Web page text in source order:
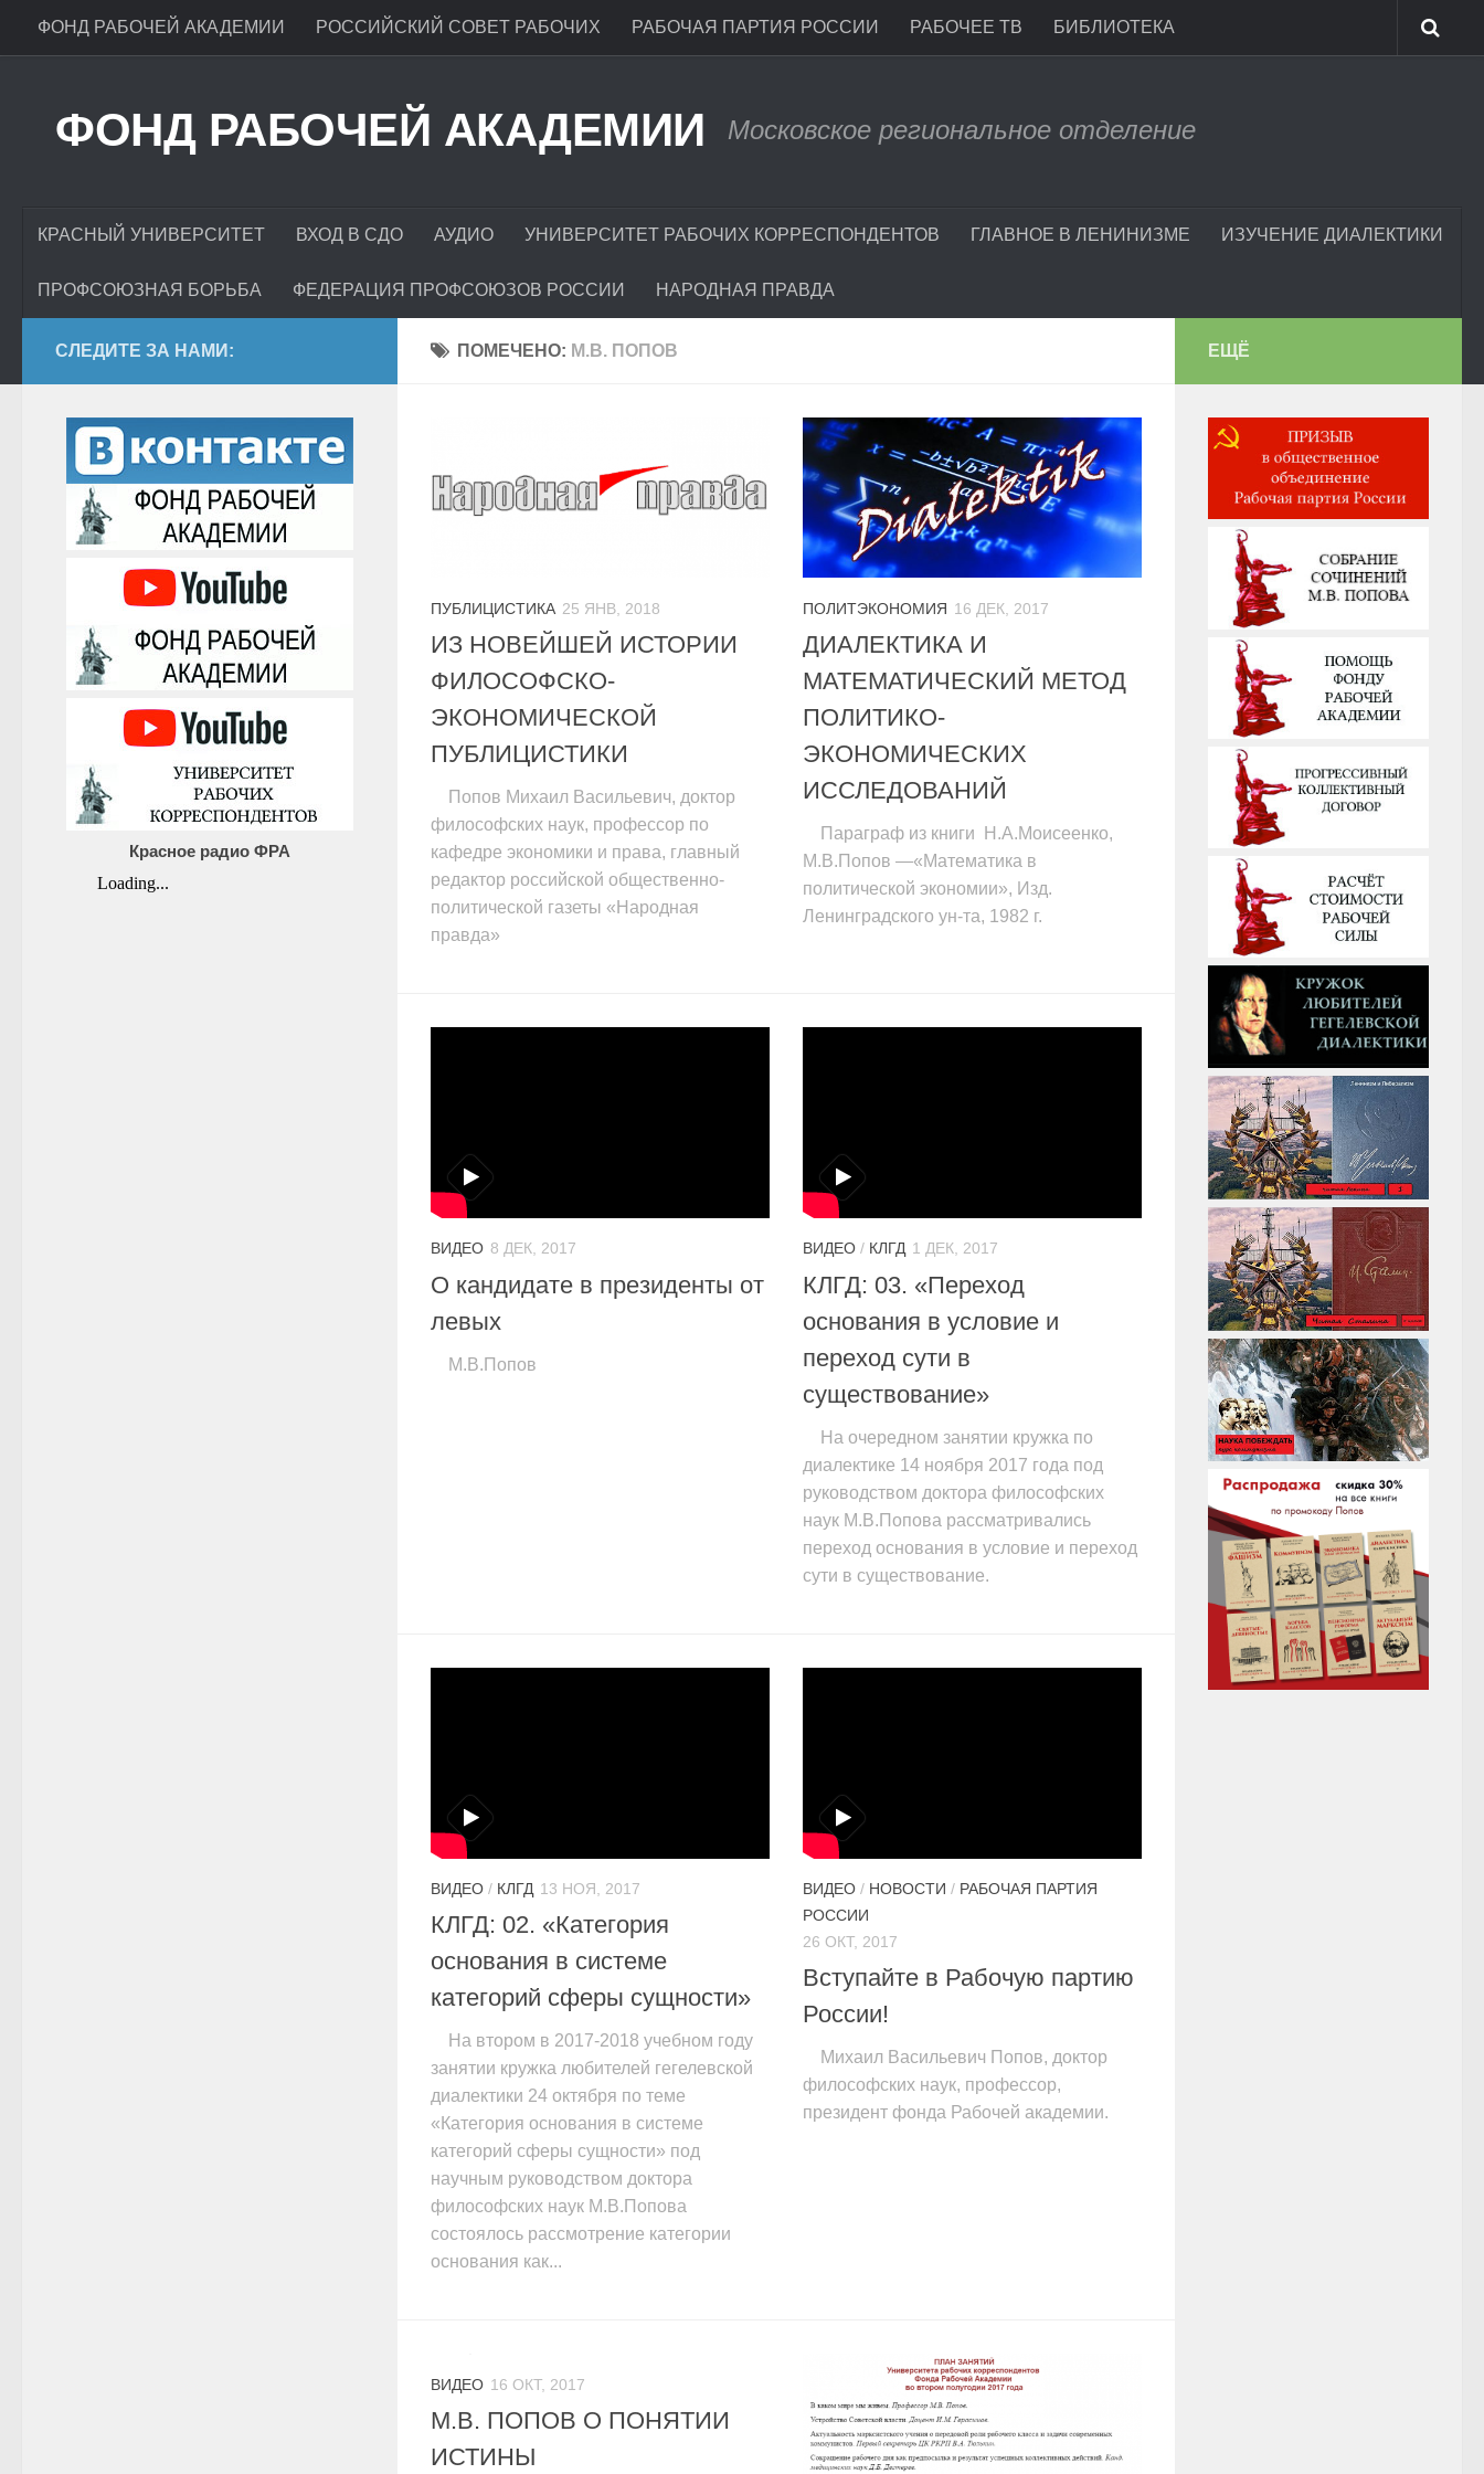
ФОНД РАБОЧЕЙ АКАДЕМИИ РОССИЙСКИЙ СОВЕТ РАБОЧИХ РАБОЧАЯ ПАРТИЯ РОССИИ РАБОЧЕЕ ТВ БИБЛИОТЕКА
ФОНД РАБОЧЕЙ АКАДЕМИИ Московское региональное отделение
КРАСНЫЙ УНИВЕРСИТЕТ ВХОД В СДО АУДИО УНИВЕРСИТЕТ РАБОЧИХ КОРРЕСПОНДЕНТОВ ГЛАВНОЕ В ЛЕНИНИЗМЕ ИЗУЧЕНИЕ ДИАЛЕКТИКИ
ПРОФСОЮЗНАЯ БОРЬБА ФЕДЕРАЦИЯ ПРОФСОЮЗОВ РОССИИ НАРОДНАЯ ПРАВДА
ПОМЕЧЕНО: М.В. ПОПОВ
ПУБЛИЦИСТИКА 25 ЯНВ, 2018
ИЗ НОВЕЙШЕЙ ИСТОРИИ
ФИЛОСОФСКО-
ЭКОНОМИЧЕСКОЙ
ПУБЛИЦИСТИКИ
Попов Михаил Васильевич, доктор
философских наук, профессор по
кафедре экономики и права, главный
редактор российской общественно-
политической газеты «Народная
правда»
ПОЛИТЭКОНОМИЯ 16 ДЕК, 2017
ДИАЛЕКТИКА И
МАТЕМАТИЧЕСКИЙ МЕТОД
ПОЛИТИКО-
ЭКОНОМИЧЕСКИХ
ИССЛЕДОВАНИЙ
Параграф из книги Н.А.Моисеенко,
М.В.Попов —«Математика в
политической экономии», Изд.
Ленинградского ун-та, 1982 г.
ВИДЕО 8 ДЕК, 2017
О кандидате в президенты от
левых
М.В.Попов
ВИДЕО / КЛГД 1 ДЕК, 2017
КЛГД: 03. «Переход
основания в условие и
переход сути в
существование»
На очередном занятии кружка по
диалектике 14 ноября 2017 года под
руководством доктора философских
наук М.В.Попова рассматривались
переход основания в условие и переход
сути в существование.
ВИДЕО / КЛГД 13 НОЯ, 2017
КЛГД: 02. «Категория
основания в системе
категорий сферы сущности»
На втором в 2017-2018 учебном году
занятии кружка любителей гегелевской
диалектики 24 октября по теме
«Категория основания в системе
категорий сферы сущности» под
научным руководством доктора
философских наук М.В.Попова
состоялось рассмотрение категории
основания как...
ВИДЕО / НОВОСТИ / РАБОЧАЯ ПАРТИЯ
РОССИИ
26 ОКТ, 2017
Вступайте в Рабочую партию
России!
Михаил Васильевич Попов, доктор
философских наук, профессор,
президент фонда Рабочей академии.
ВИДЕО 16 ОКТ, 2017
М.В. ПОПОВ О ПОНЯТИИ
ИСТИНЫ
СЛЕДИТЕ ЗА НАМИ:
Красное радио ФРА
ЕЩЁ